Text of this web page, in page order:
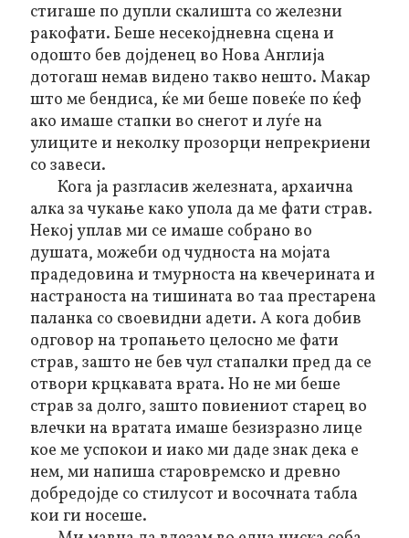
стигаше по дупли скалишта со железни
ракофати. Беше несекојдневна сцена и
одошто бев дојденец во Нова Англија
дотогаш немав видено такво нешто. Макар
што ме бендиса, ќе ми беше повеќе по ќеф
ако имаше стапки во снегот и луѓе на
улиците и неколку прозорци непрекриени
со завеси.
Кога ја разгласив железната, архаична
алка за чукање како упола да ме фати страв.
Некој уплав ми се имаше собрано во
душата, можеби од чудноста на мојата
прадедовина и тмурноста на квечерината и
настраноста на тишината во таа престарена
паланка со своевидни адети. А кога добив
одговор на тропањето целосно ме фати
страв, зашто не бев чул стапалки пред да се
отвори крцкавата врата. Но не ми беше
страв за долго, зашто повиениот старец во
влечки на вратата имаше безизразно лице
кое ме успокои и иако ми даде знак дека е
нем, ми напиша старовремско и древно
добредојде со стилусот и восочната табла
кои ги носеше.